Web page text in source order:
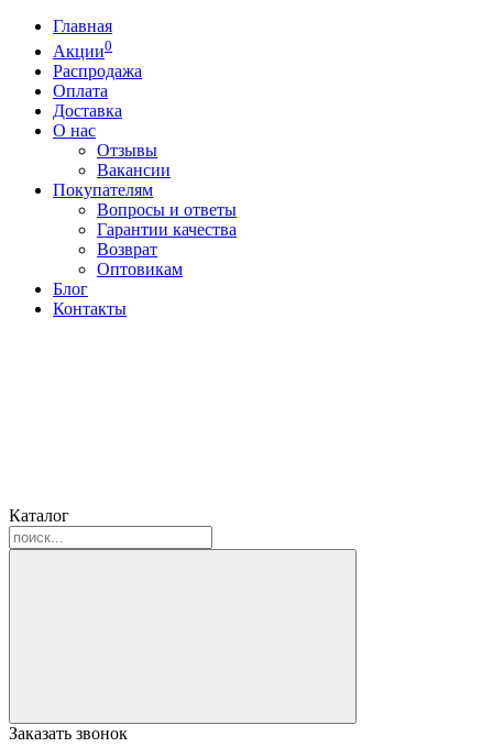
Главная
Акции0
Распродажа
Оплата
Доставка
О нас
Отзывы
Вакансии
Покупателям
Вопросы и ответы
Гарантии качества
Возврат
Оптовикам
Блог
Контакты
Каталог
Заказать звонок